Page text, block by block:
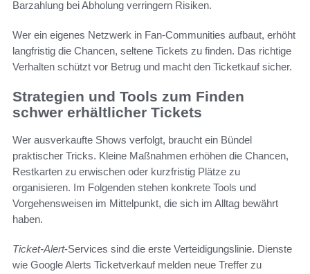
Barzahlung bei Abholung verringern Risiken.
Wer ein eigenes Netzwerk in Fan-Communities aufbaut, erhöht
langfristig die Chancen, seltene Tickets zu finden. Das richtige
Verhalten schützt vor Betrug und macht den Ticketkauf sicher.
Strategien und Tools zum Finden
schwer erhältlicher Tickets
Wer ausverkaufte Shows verfolgt, braucht ein Bündel
praktischer Tricks. Kleine Maßnahmen erhöhen die Chancen,
Restkarten zu erwischen oder kurzfristig Plätze zu
organisieren. Im Folgenden stehen konkrete Tools und
Vorgehensweisen im Mittelpunkt, die sich im Alltag bewährt
haben.
Ticket-Alert-Services sind die erste Verteidigungslinie. Dienste
wie Google Alerts Ticketverkauf melden neue Treffer zu